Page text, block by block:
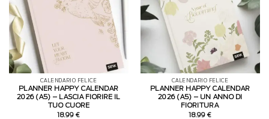
CALENDARIO FELICE
PLANNER HAPPY CALENDAR
2026 (A5) – LASCIA FIORIRE IL
TUO CUORE
18.99 €
CALENDARIO FELICE
PLANNER HAPPY CALENDAR
2026 (A5) – UN ANNO DI
FIORITURA
18.99 €